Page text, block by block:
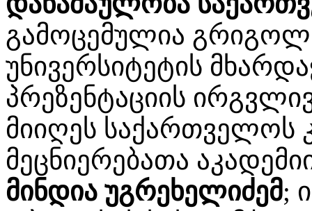
გამოცემულია გრიგოლ
უნივერსიტეტის
პრეზენტაციის
მიიღეს საქართველოს
მეცნიერებათა
მინდია უგრეხელიძემ;